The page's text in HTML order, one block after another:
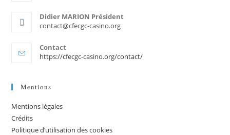
Didier MARION Président
contact@cfecgc-casino.org
Contact
https://cfecgc-casino.org/contact/
Mentions
Mentions légales
Crédits
Politique d’utilisation des cookies